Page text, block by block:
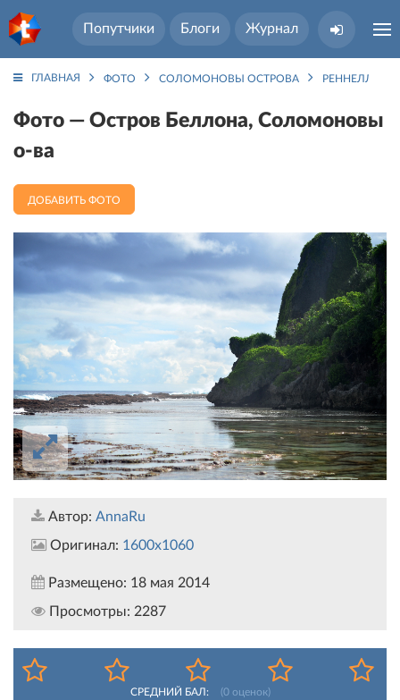
Попутчики Блоги Журнал
ГЛАВНАЯ ФОТО СОЛОМОНОВЫ ОСТРОВА РЕННЕЛЛ И
Фото — Остров Беллона, Соломоновы
о-ва
ДОБАВИТЬ ФОТО
Автор: AnnaRu
Оригинал: 1600x1060
Размещено: 18 мая 2014
Просмотры: 2287
СРЕДНИЙ БАЛ: (0оценок)